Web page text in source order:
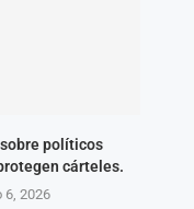
políticos
cárteles.
6, 2026